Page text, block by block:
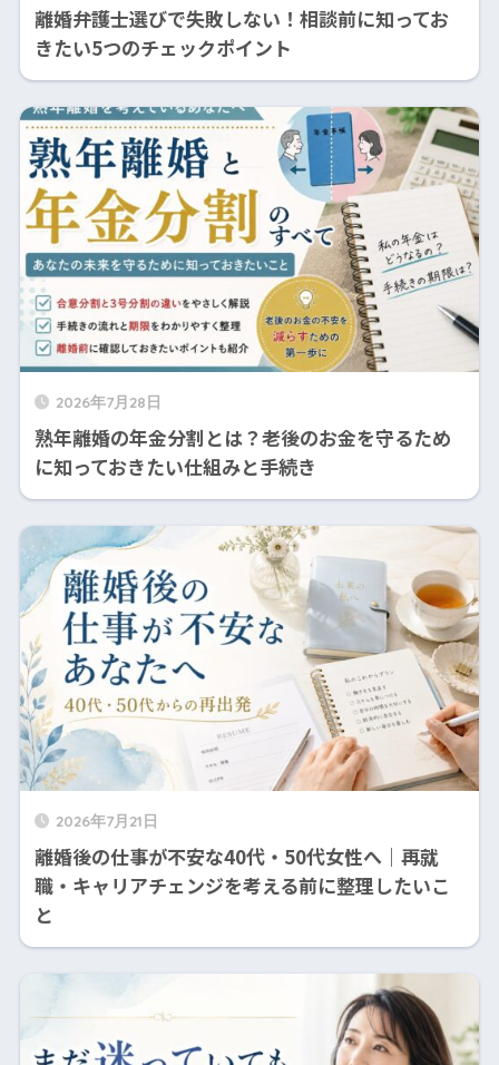
離婚弁護士選びで失敗しない！相談前に知ってお
きたい5つのチェックポイント
2026年7月28日
熟年離婚の年金分割とは？老後のお金を守るため
に知っておきたい仕組みと手続き
2026年7月21日
離婚後の仕事が不安な40代・50代女性へ｜再就
職・キャリアチェンジを考える前に整理したいこ
と